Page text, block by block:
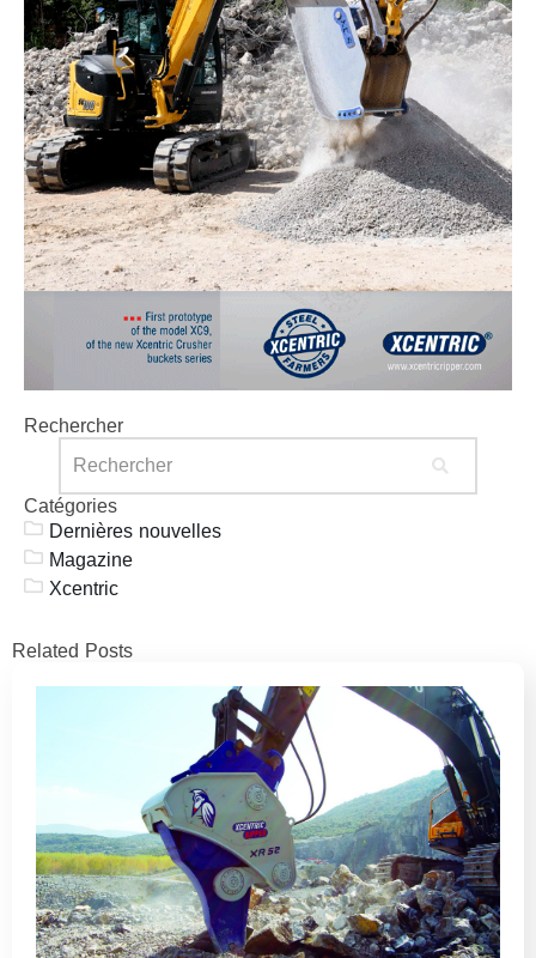
Rechercher
Catégories
Dernières nouvelles
Magazine
Xcentric
Related Posts